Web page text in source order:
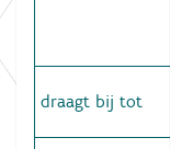
draagt bij tot